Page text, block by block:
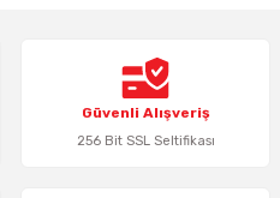
görüntülenemiyor.
bulunuyor.
Güvenli Alışveriş
256 Bit SSL Seltifikası